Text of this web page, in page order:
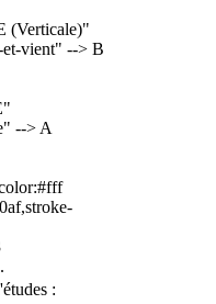
(Verticale)"
vient" --> B
--> A
: